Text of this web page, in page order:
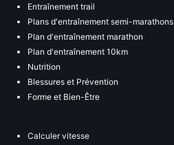
Entraînement trail
Plans d'entraînement semi-marathons
Plan d'entraînement marathon
Plan d'entraînement 10km
Nutrition
Blessures et Prévention
Forme et Bien-Être
Calculer vitesse